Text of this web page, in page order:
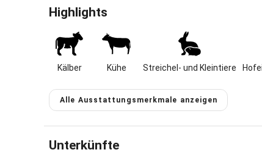
Neues
Highlights
Kälber Kühe Streichel- und Kleintiere
Alle Ausstattungsmerkmale anzeigen
Unterkünfte